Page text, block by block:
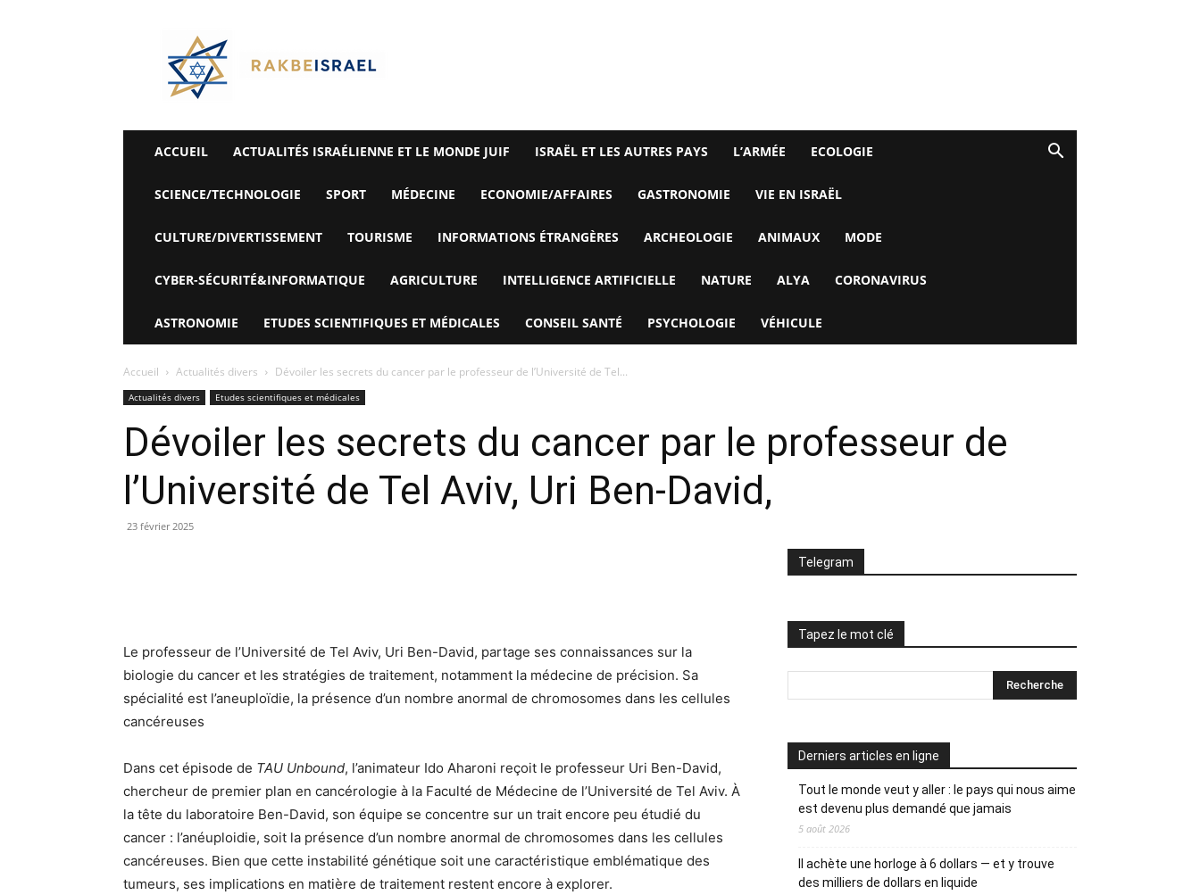
Rak
Be
Israel-
Alyaexpress-
News
ACCUEIL ACTUALITÉS ISRAÉLIENNE ET LE MONDE JUIF ISRAËL ET LES AUTRES PAYS L’ARMÉE ECOLOGIE
SCIENCE/TECHNOLOGIE SPORT MÉDECINE ECONOMIE/AFFAIRES GASTRONOMIE VIE EN ISRAËL
CULTURE/DIVERTISSEMENT TOURISME INFORMATIONS ÉTRANGÈRES ARCHEOLOGIE ANIMAUX MODE
CYBER-SÉCURITÉ&INFORMATIQUE AGRICULTURE INTELLIGENCE ARTIFICIELLE NATURE ALYA CORONAVIRUS
ASTRONOMIE ETUDES SCIENTIFIQUES ET MÉDICALES CONSEIL SANTÉ PSYCHOLOGIE VÉHICULE
Accueil Actualités divers Dévoiler les secrets du cancer par le professeur de l’Université de Tel...
Actualités divers Etudes scientifiques et médicales
Dévoiler les secrets du cancer par le professeur de
l’Université de Tel Aviv, Uri Ben-David,
23 février 2025
Le professeur de l’Université de Tel Aviv, Uri Ben-David, partage ses connaissances sur la
biologie du cancer et les stratégies de traitement, notamment la médecine de précision. Sa
spécialité est l’aneuploïdie, la présence d’un nombre anormal de chromosomes dans les cellules
cancéreuses
Dans cet épisode de TAU Unbound, l’animateur Ido Aharoni reçoit le professeur Uri Ben-David,
chercheur de premier plan en cancérologie à la Faculté de Médecine de l’Université de Tel Aviv. À
la tête du laboratoire Ben-David, son équipe se concentre sur un trait encore peu étudié du
cancer : l’anéuploidie, soit la présence d’un nombre anormal de chromosomes dans les cellules
cancéreuses. Bien que cette instabilité génétique soit une caractéristique emblématique des
tumeurs, ses implications en matière de traitement restent encore à explorer.
Telegram
Tapez le mot clé
Derniers articles en ligne
Tout le monde veut y aller : le pays qui nous aime
est devenu plus demandé que jamais
5 août 2026
Il achète une horloge à 6 dollars — et y trouve
des milliers de dollars en liquide